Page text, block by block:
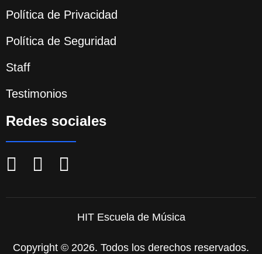
Política de Privacidad
Política de Seguridad
Staff
Testimonios
Redes sociales
HIT Escuela de Música
Copyright © 2026. Todos los derechos reservados.